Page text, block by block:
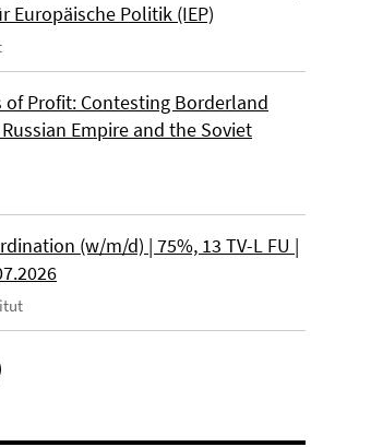
Politik (IEP)
of Profit: Contesting Borderland
Empire and the Soviet
(w/m/d) | 75%, 13 TV-L FU |